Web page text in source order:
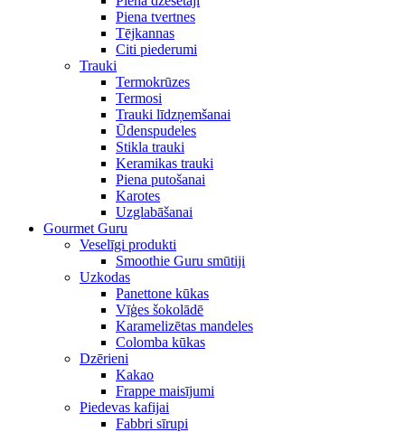
Piena tvertnes
Tējkannas
Citi piederumi
Trauki
Termokrūzes
Termosi
Trauki līdzņemšanai
Ūdenspudeles
Stikla trauki
Keramikas trauki
Piena putošanai
Karotes
Uzglabāšanai
Gourmet Guru
Veselīgi produkti
Smoothie Guru smūtiji
Uzkodas
Panettone kūkas
Vīģes šokolādē
Karamelizētas mandeles
Colomba kūkas
Dzērieni
Kakao
Frappe maisījumi
Piedevas kafijai
Fabbri sīrupi